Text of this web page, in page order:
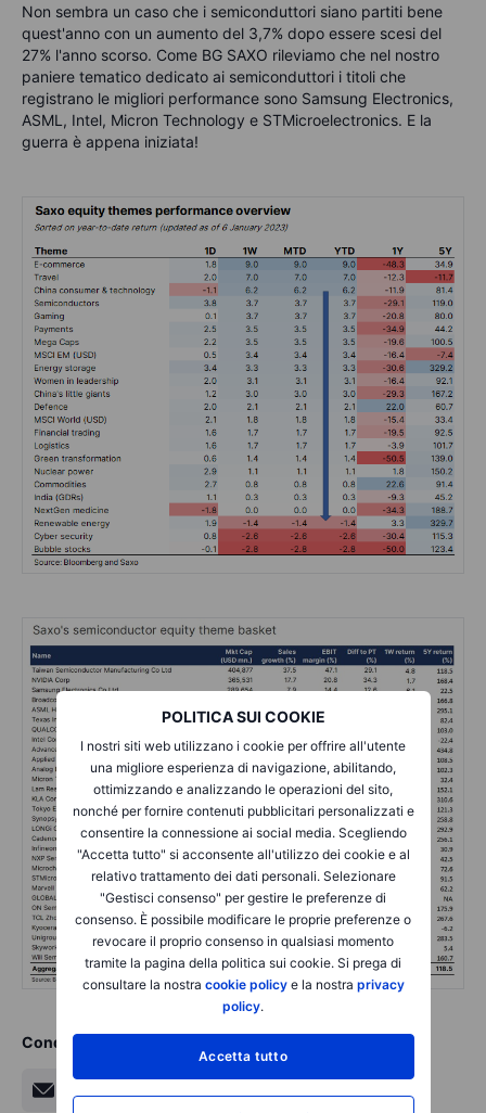
POLITICA SUI COOKIE
I nostri siti web utilizzano i cookie per offrire all'utente
una migliore esperienza di navigazione, abilitando,
ottimizzando e analizzando le operazioni del sito,
nonché per fornire contenuti pubblicitari personalizzati e
consentire la connessione ai social media. Scegliendo
"Accetta tutto" si acconsente all'utilizzo dei cookie e al
relativo trattamento dei dati personali. Selezionare
"Gestisci consenso" per gestire le preferenze di
consenso. È possibile modificare le proprie preferenze o
revocare il proprio consenso in qualsiasi momento
tramite la pagina della politica sui cookie. Si prega di
consultare la nostra cookie policye la nostra privacy
policy.
Accetta tutto
Non sembra un caso che i semiconduttori siano partiti bene
quest'anno con un aumento del 3,7% dopo essere scesi del
27% l'anno scorso. Come BG SAXO rileviamo che nel nostro
paniere tematico dedicato ai semiconduttori i titoli che
registrano le migliori performance sono Samsung Electronics,
ASML, Intel, Micron Technology e STMicroelectronics. E la
guerra è appena iniziata!
Condividi